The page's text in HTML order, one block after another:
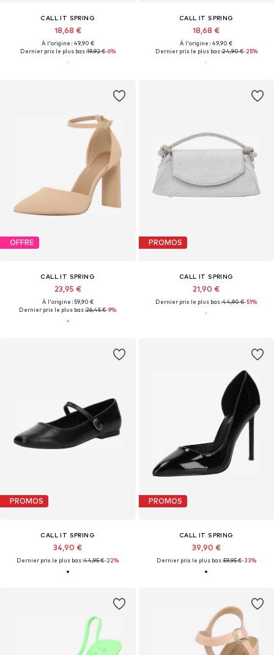
CALL IT SPRING
18,68 €
À l'origine : 49,90 €
Dernier prix le plus bas :19,92 €-6%
CALL IT SPRING
18,68 €
À l'origine : 49,90 €
Dernier prix le plus bas :24,90 €-25%
OFFRE
CALL IT SPRING
23,95 €
À l'origine : 59,90 €
Dernier prix le plus bas :26,45 €-9%
PROMOS
CALL IT SPRING
21,90 €
Dernier prix le plus bas :44,90 €-51%
PROMOS
CALL IT SPRING
34,90 €
Dernier prix le plus bas :44,95 €-22%
PROMOS
CALL IT SPRING
39,90 €
Dernier prix le plus bas :59,95 €-33%